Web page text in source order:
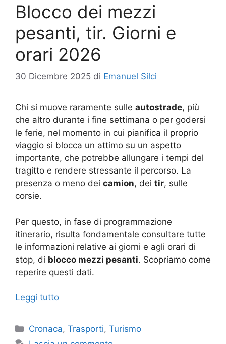
Blocco dei mezzi
pesanti, tir. Giorni e
orari 2026
30 Dicembre 2025 di Emanuel Silci
Chi si muove raramente sulle autostrade, più
che altro durante i fine settimana o per godersi
le ferie, nel momento in cui pianifica il proprio
viaggio si blocca un attimo su un aspetto
importante, che potrebbe allungare i tempi del
tragitto e rendere stressante il percorso. La
presenza o meno dei camion, dei tir, sulle
corsie.
Per questo, in fase di programmazione
itinerario, risulta fondamentale consultare tutte
le informazioni relative ai giorni e agli orari di
stop, di blocco mezzi pesanti. Scopriamo come
reperire questi dati.
Leggi tutto
Categorie
Cronaca,Trasporti,Turismo